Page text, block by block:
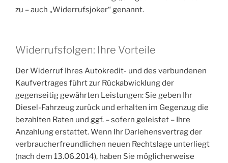
zu – auch „Widerrufsjoker“ genannt.
Widerrufsfolgen: Ihre Vorteile
Der Widerruf Ihres Autokredit- und des verbundenen
Kaufvertrages führt zur Rückabwicklung der
gegenseitig gewährten Leistungen: Sie geben Ihr
Diesel-Fahrzeug zurück und erhalten im Gegenzug die
bezahlten Raten und ggf. – sofern geleistet – Ihre
Anzahlung erstattet. Wenn Ihr Darlehensvertrag der
verbraucherfreundlichen neuen Rechtslage unterliegt
(nach dem 13.06.2014), haben Sie möglicherweise